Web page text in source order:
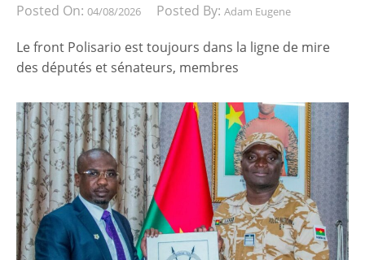
Posted On: 04/08/2026 Posted By: Adam Eugene
Le front Polisario est toujours dans la ligne de mire
des députés et sénateurs, membres